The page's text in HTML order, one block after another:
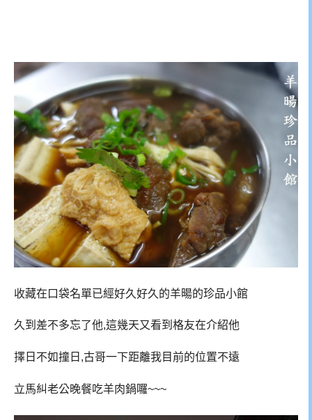
收藏在口袋名單已經好久好久的羊暘的珍品小館
久到差不多忘了他,這幾天又看到格友在介紹他
擇日不如撞日,古哥一下距離我目前的位置不遠
立馬糾老公晚餐吃羊肉鍋囉~~~